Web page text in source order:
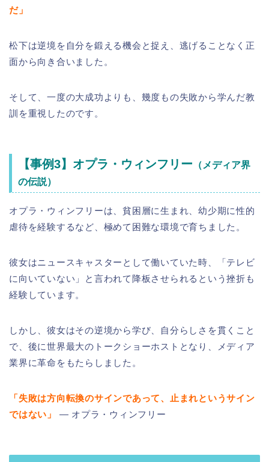
だ」
松下は逆境を自分を鍛える機会と捉え、逃げることなく正
面から向き合いました。
そして、一度の大成功よりも、幾度もの失敗から学んだ教
訓を重視したのです。
【事例3】オプラ・ウィンフリー （メディア界
の伝説）
オプラ・ウィンフリーは、貧困層に生まれ、幼少期に性的
虐待を経験するなど、極めて困難な環境で育ちました。
彼女はニュースキャスターとして働いていた時、「テレビ
に向いていない」と言われて降板させられるという挫折も
経験しています。
しかし、彼女はその逆境から学び、自分らしさを貫くこと
で、後に世界最大のトークショーホストとなり、メディア
業界に革命をもたらしました。
「失敗は方向転換のサインであって、止まれというサイン
ではない」
— オプラ・ウィンフリー